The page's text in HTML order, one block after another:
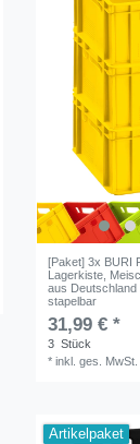
[Paket] 3x BURI
Lagerkiste,
aus Deutschland
stapelbar
31,99 € *
3 Stück
*inkl. ges. MwSt.
Artikelpaket